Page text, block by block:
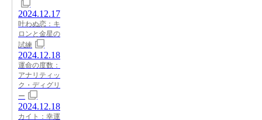
2024.12.17
叶わぬ恋：キ
ロンと金星の
試練
2024.12.18
運命の度数：
アナリティッ
ク・ディグリ
ー
2024.12.18
カイト：幸運